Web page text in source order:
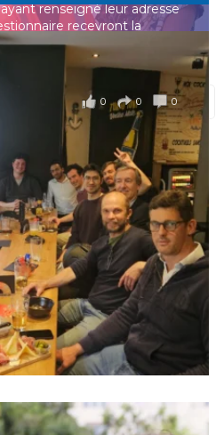
Suivre sur Instagram
renseigné leur adresse
recevront la
...Voir plus
0 0 0
de moi
?
Mot de passe